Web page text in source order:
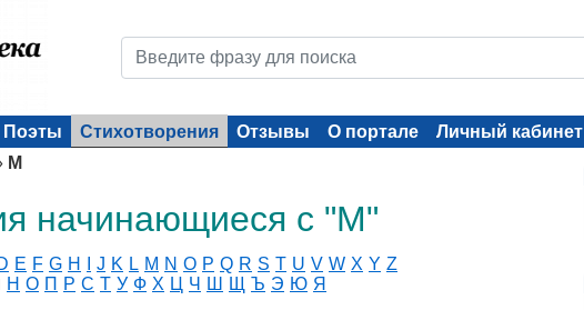
Поэты Стихотворения Отзывы О портале
Личный кабинет
М
начинающиеся с "М"
E F G H J K L M N O P Q R S T U V W X Y Z
Н О П Р С Т У Ф Х Ц Ч Ш Щ Ъ Э Ю Я